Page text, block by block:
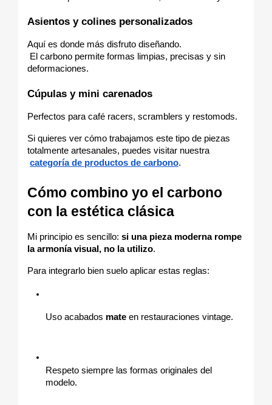
Asientos y colines personalizados
Aquí es donde más disfruto diseñando.
deformaciones.
Cúpulas y mini carenados
Perfectos para café racers, scramblers y restomods.
Si quieres ver cómo trabajamos este tipo de piezas
totalmente artesanales, puedes visitar nuestra
categoría de productos de carbono.
Cómo combino yo el carbono
con la estética clásica
Mi principio es sencillo: si una pieza moderna rompe
la armonía visual, no la utilizo.
Para integrarlo bien suelo aplicar estas reglas:
Uso acabados mate en restauraciones vintage.
Respeto siempre las formas originales del
modelo.